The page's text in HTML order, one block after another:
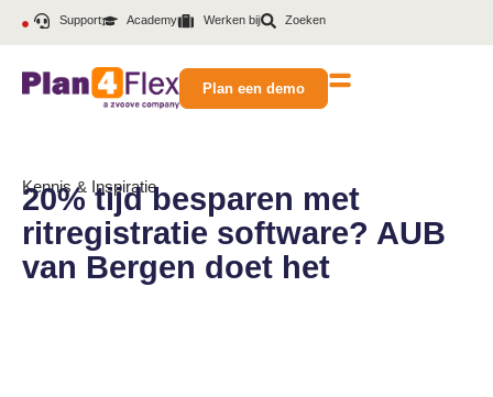
Support Academy Werken bij Zoeken
Plan een demo
Kennis & Inspiratie
20% tijd besparen met
ritregistratie software? AUB
van Bergen doet het